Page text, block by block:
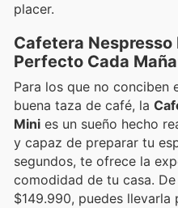
placer.
Cafetera Nespresso
Perfecto Cada
Para los que no conciben
buena taza de café, la
Mini es un sueño hecho
y capaz de preparar tu
segundos, te ofrece la
comodidad de tu casa.
$149.990, puedes llevarla